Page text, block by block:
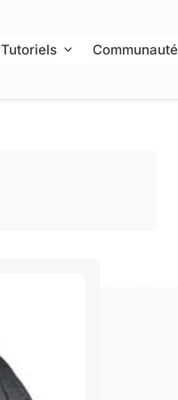
Tutoriels Communauté